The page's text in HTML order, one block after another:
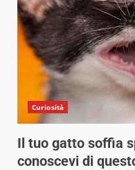
Curiosità
Il tuo gatto soffia
conoscevi di